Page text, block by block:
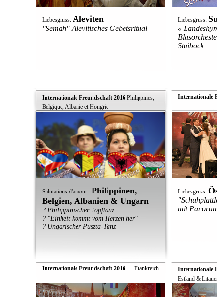
Liebesgruss: Aleviten
"Semah" Alevitisches Gebetsritual
Liebesgruss:
«
Staibock
Internationale Freundschaft 2016 Philippines,
Belgique, Albanie et Hongrie
Salutations d'amour : Philippinen,
Belgien, Albanien & Ungarn
? Philippinischer Topftanz
? "Einheit kommt vom Herzen her"
? Ungarischer Puszta-Tanz
Internationale
Liebesgruss:
mit
Internationale Freundschaft 2016— Frankreich
Internationale
Estland &